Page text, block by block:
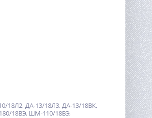
18Л2, ДА-13/18Л3, ДА-13/18ВК,
18ВЭ, ШМ-110/18ВЭ,